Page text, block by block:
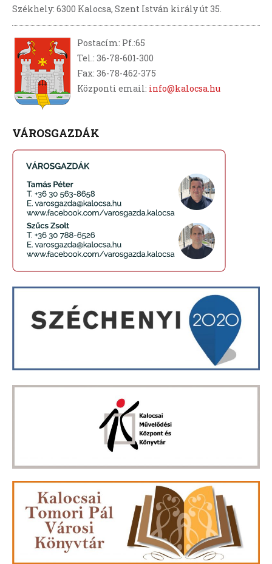
Székhely: 6300 Kalocsa, Szent István király út 35.
Postacím: Pf.:65
Tel.: 36-78-601-300
Fax: 36-78-462-375
Központi email: info@kalocsa.hu
VÁROSGAZDÁK